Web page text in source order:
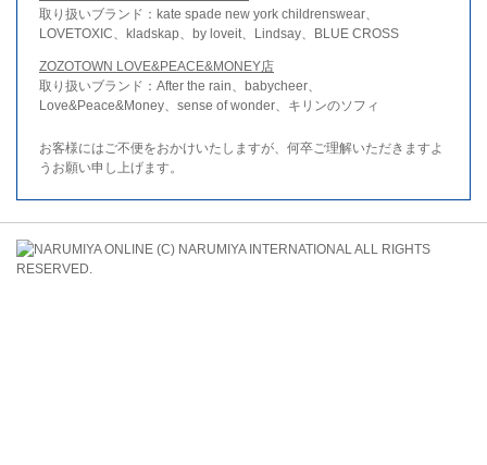
取り扱いブランド：kate spade new york childrenswear、
LOVETOXIC、kladskap、by loveit、Lindsay、BLUE CROSS
ZOZOTOWN LOVE&PEACE&MONEY店
取り扱いブランド：After the rain、babycheer、
Love&Peace&Money、sense of wonder、キリンのソフィ
お客様にはご不便をおかけいたしますが、何卒ご理解いただきますよ
うお願い申し上げます。